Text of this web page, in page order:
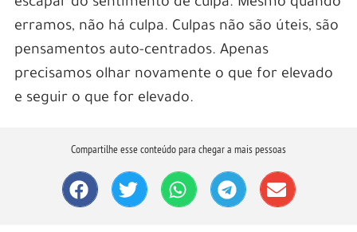
escapar do sentimento de culpa. Mesmo quando
erramos, não há culpa. Culpas não são úteis, são
pensamentos auto-centrados. Apenas
precisamos olhar novamente o que for elevado
e seguir o que for elevado.
Compartilhe esse conteúdo para chegar a mais pessoas